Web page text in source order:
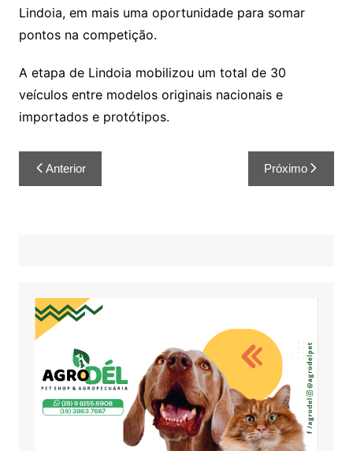
Lindoia, em mais uma oportunidade para somar
pontos na competição.
A etapa de Lindoia mobilizou um total de 30
veículos entre modelos originais nacionais e
importados e protótipos.
Anterior Próximo